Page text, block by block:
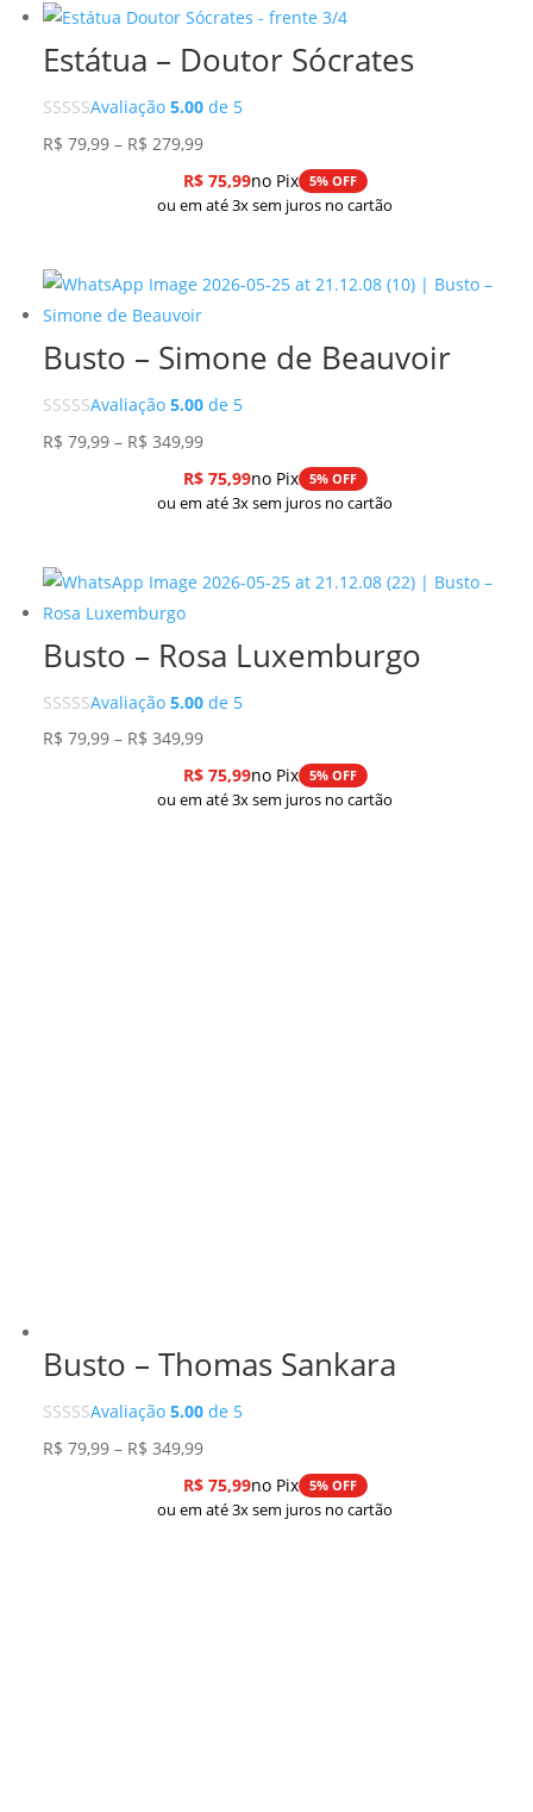
era:
R$ 239,97.
é:
R$ 201,57.
Estátua – Doutor Sócrates
Avaliação5.00 de 5
R$ 79,99 – R$ 279,99Faixa
de
preço:
R$ 279,99
R$75,99no Pix 5% OFF
ou em até 3x sem juros no cartão
Busto – Simone de Beauvoir
Avaliação5.00 de 5
R$ 79,99 – R$ 349,99Faixa
de
preço:
R$ 349,99
R$75,99no Pix 5% OFF
ou em até 3x sem juros no cartão
Busto – Rosa Luxemburgo
Avaliação5.00 de 5
R$ 79,99 – R$ 349,99Faixa
de
preço:
R$75,99no Pix 5% OFF
ou em até 3x sem juros no cartão
Busto – Thomas Sankara
Avaliação5.00 de 5
R$ 79,99 – R$ 349,99Faixa
de
preço:
R$75,99no Pix 5% OFF
ou em até 3x sem juros no cartão